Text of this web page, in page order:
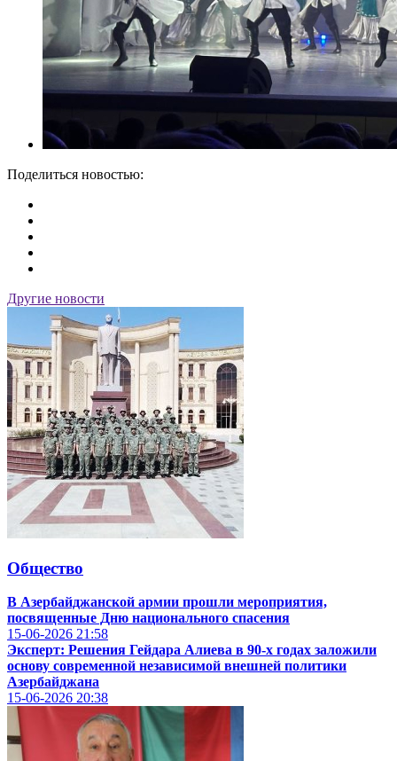
Поделиться новостью:
Другие новости
Общество
В Азербайджанской армии прошли мероприятия,
посвященные Дню национального спасения
15-06-2026 21:58
Эксперт: Решения Гейдара Алиева в 90-х годах заложили
основу современной независимой внешней политики
Азербайджана
15-06-2026 20:38